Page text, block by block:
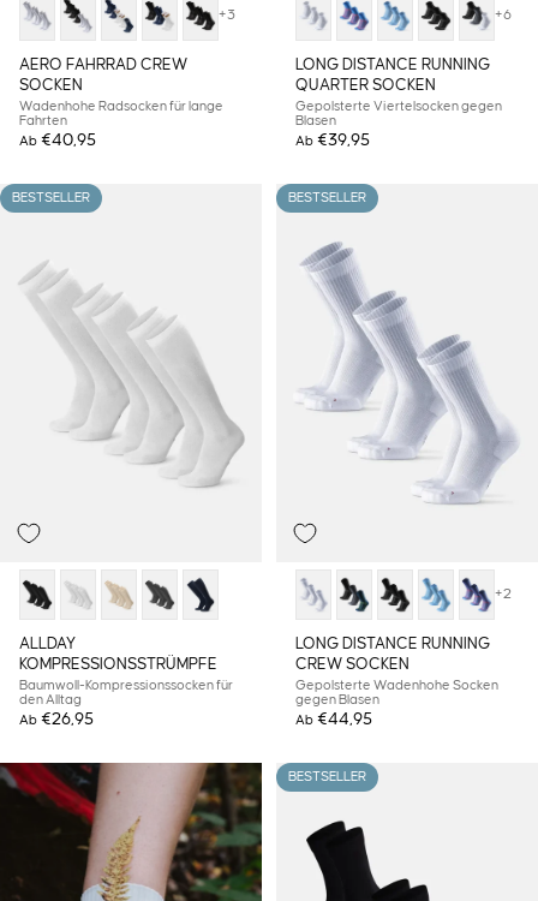
+3
AERO FAHRRAD CREW
SOCKEN
Wadenhohe Radsocken für lange
Fahrten
Ab €40,95
+6
LONG DISTANCE RUNNING
QUARTER SOCKEN
Gepolsterte Viertelsocken gegen
Blasen
Ab €39,95
BESTSELLER
ALLDAY
KOMPRESSIONSSTRÜMPFE
Baumwoll-Kompressionssocken für
den Alltag
Ab €26,95
BESTSELLER
+2
LONG DISTANCE RUNNING
CREW SOCKEN
Gepolsterte Wadenhohe Socken
gegen Blasen
Ab €44,95
BESTSELLER